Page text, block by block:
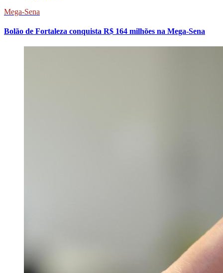
Mega-Sena
Bolão de Fortaleza conquista R$ 164 milhões na Mega-Sena